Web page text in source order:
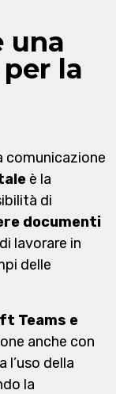
una
la
comunicazione
è la
di
documenti
lavorare in
delle
Teams e
anche con
l’uso della
la